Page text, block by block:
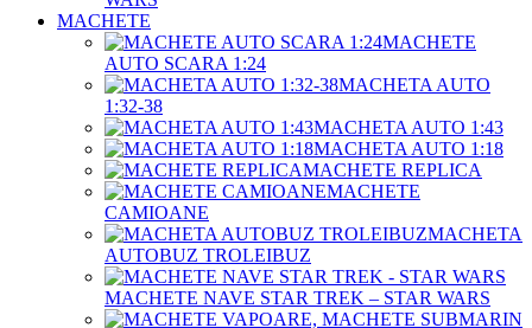
MACHETE
MACHETE
AUTO SCARA 1:24
MACHETA AUTO
1:32-38
MACHETA AUTO 1:43
MACHETA AUTO 1:18
MACHETE REPLICA
MACHETE
CAMIOANE
MACHETA
AUTOBUZ TROLEIBUZ
MACHETE NAVE STAR TREK – STAR WARS